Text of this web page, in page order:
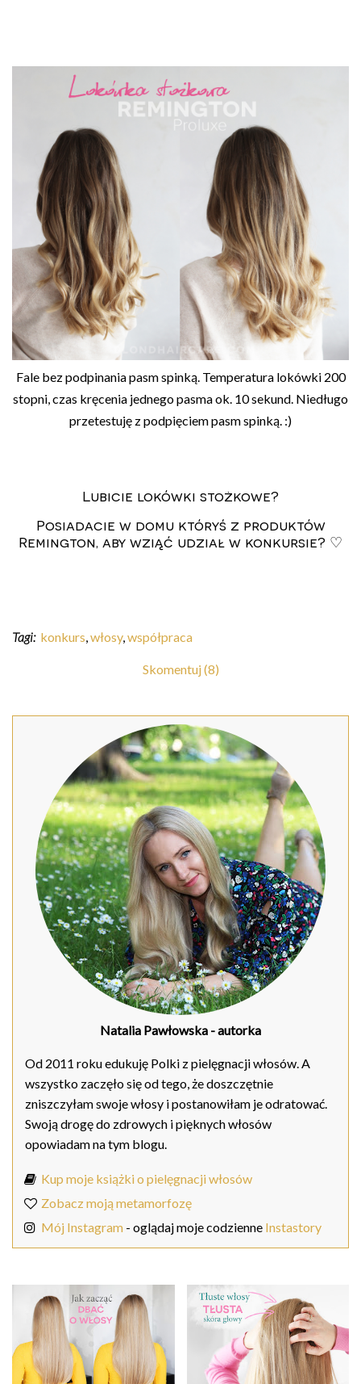
Fale bez podpinania pasm spinką. Temperatura lokówki 200
stopni, czas kręcenia jednego pasma ok. 10 sekund. Niedługo
przetestuję z podpięciem pasm spinką. :)
Lubicie lokówki stożkowe?
Posiadacie w domu któryś z produktów
Remington, aby wziąć udział w konkursie? ♡
Tagi: konkurs włosy, współpraca
Skomentuj (8)
Natalia Pawłowska - autorka
Od 2011 roku edukuję Polki z pielęgnacji włosów. A
wszystko zaczęło się od tego, że doszczętnie
zniszczyłam swoje włosy i postanowiłam je odratować.
Swoją drogę do zdrowych i pięknych włosów
opowiadam na tym blogu.
Kup moje książki o pielęgnacji włosów
Zobacz moją metamorfozę
Mój Instagram - oglądaj moje codzienne Instastory